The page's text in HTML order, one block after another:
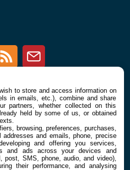
RSS Newsletter
À PROPOS
Contact
wish to store and access information on
in emails, etc.), combine and share
partners, whether collected on this
held by some of us, or obtained
browsing, preferences, purchases,
and emails, phone, precise
and offering you services,
and ads across your devices and
post, SMS, phone, audio, and video),
their performance, and analysing